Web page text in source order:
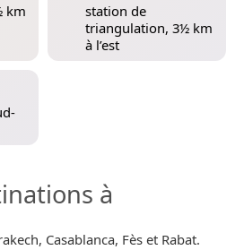
km
station de
triangulation, 3½ km
à l’est
à
Casablanca, Fès et Rabat.